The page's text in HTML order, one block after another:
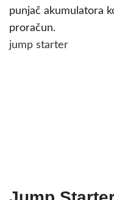
punjač akumulatora
proračun.
jump starter